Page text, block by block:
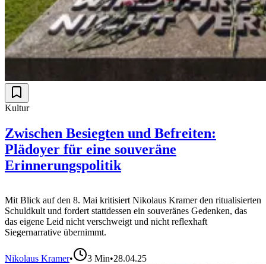
Kultur
Zwischen Besiegten und Befreiten:
Plädoyer für eine souveräne
Erinnerungspolitik
Mit Blick auf den 8. Mai kritisiert Nikolaus Kramer den ritualisierten
Schuldkult und fordert stattdessen ein souveränes Gedenken, das
das eigene Leid nicht verschweigt und nicht reflexhaft
Siegernarrative übernimmt.
Nikolaus Kramer• 3 Min•28.04.25